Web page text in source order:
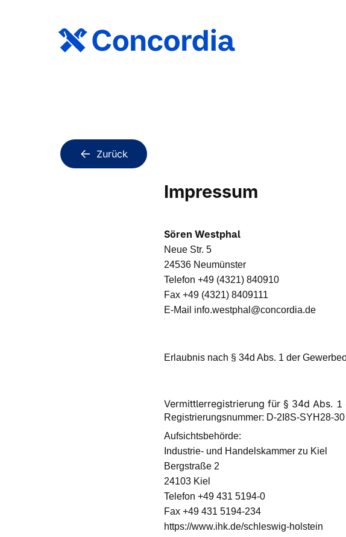
Zurück
Impressum
Sören Westphal
Neue Str. 5
24536 Neumünster
Telefon +49 (4321) 840910
Fax +49 (4321) 8409111
E-Mail info.westphal@concordia.de
Erlaubnis nach § 34d Abs. 1 der
Vermittlerregistrierung für § 34d Abs.
Registrierungsnummer: D-2I8S-SYH28-30
Aufsichtsbehörde:
Industrie- und Handelskammer zu Kiel
Bergstraße 2
24103 Kiel
Telefon +49 431 5194-0
Fax +49 431 5194-234
https://www.ihk.de/schleswig-holstein